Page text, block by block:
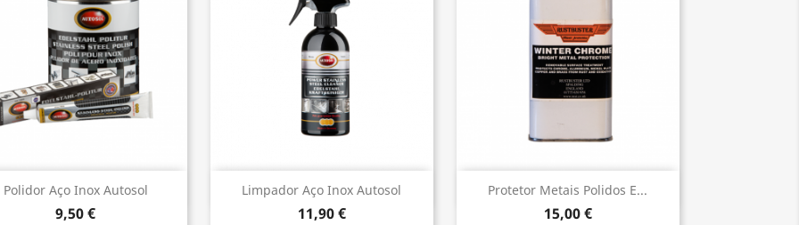
Polidor Aço Inox Autosol
9,50 €
Vista rápida Limpador Aço Inox Autosol
11,90 €
Vista rápida Protetor Metais Polidos E...
15,00 €
 Vista rápida